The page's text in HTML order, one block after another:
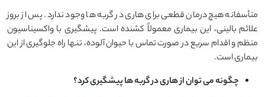
متأسفانه هیچ درمان قطعی برای هاری در گربه ها وجود ندارد. پس از بروز
علائم بالینی، این بیماری معمولاً کشنده است. پیشگیری با واکسیناسیون
منظم و اقدام سریع در صورت تماس با حیوان آلوده، تنها راه جلوگیری از این
بیماری است.
چگونه می توان از هاری در گربه ها پیشگیری کرد؟